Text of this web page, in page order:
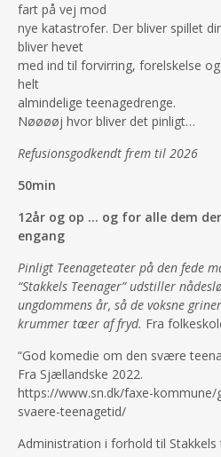
fart på vej mod
nye katastrofer. Der bliver spillet
bliver hevet
med ind til forvirring, forelskelse
helt
almindelige teenagedrenge.
Nøøøøj hvor bliver det pinligt…
Refusionsgodkendt frem til 2026
50min
12år og op … og for alle dem
engang
Pinligt Teenageteater på den fede
“Stakkels Teenager” udstiller
ungdommens år, så de voksne
krummer tæer af fryd. Fra
“God komedie om den svære
Fra Sjællandske 2022.
https://www.sn.dk/faxe-
svaere-teenagetid/
Administration i forhold til